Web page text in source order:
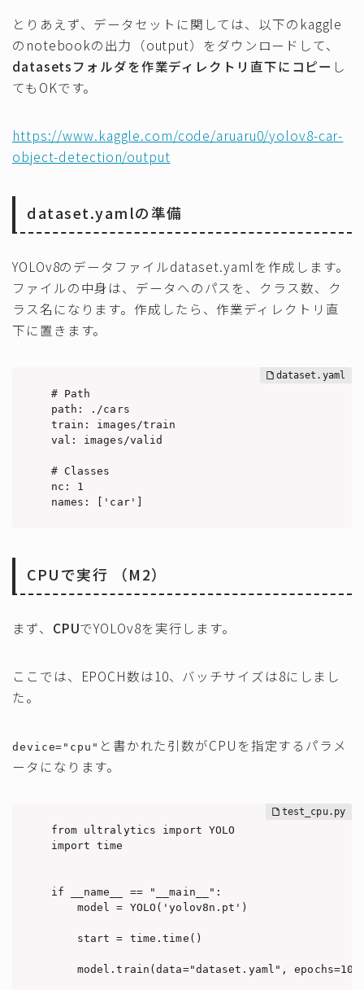
とりあえず、データセットに関しては、以下のkaggle
のnotebookの出力（output）をダウンロードして、
datasetsフォルダを作業ディレクトリ直下にコピー し
てもOKです。
https://www.kaggle.com/code/aruaru0/yolov8-car-
object-detection/output
dataset.yamlの準備
YOLOv8のデータファイルdataset.yamlを作成します。
ファイルの中身は、データへのパスを、クラス数、ク
ラス名になります。作成したら、作業ディレクトリ直
下に置きます。
# Path
path: ./cars
train: images/train
val: images/valid
# Classes
nc: 1
names: ['car']
CPUで実行 （M2）
まず、 CPUでYOLOv8を実行します。
ここでは、EPOCH数は10、バッチサイズは8にしまし
た。
device="cpu" と書かれた引数がCPUを指定するパラメ
ータになります。
from ultralytics import YOLO
import time
if __name__ == "__main__":
    model = YOLO('yolov8n.pt')
    start = time.time()
model.train(data="dataset.yaml",